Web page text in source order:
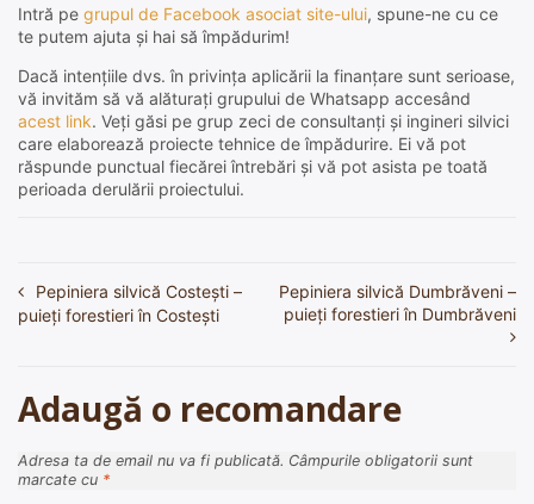
Intră pe grupul de Facebook asociat site-ului, spune-ne cu ce
te putem ajuta și hai să împădurim!
Dacă intențiile dvs. în privința aplicării la finanțare sunt serioase,
vă invităm să vă alăturați grupului de Whatsapp accesând
acest link. Veți găsi pe grup zeci de consultanți și ingineri silvici
care elaborează proiecte tehnice de împădurire. Ei vă pot
răspunde punctual fiecărei întrebări și vă pot asista pe toată
perioada derulării proiectului.
Navigare
Pepiniera silvică Costeşti –
puieți forestieri în Costeşti
Pepiniera silvică Dumbrăveni –
puieți forestieri în Dumbrăveni
Adaugă o recomandare
Adresa ta de email nu va fi publicată. Câmpurile obligatorii sunt
marcate cu *